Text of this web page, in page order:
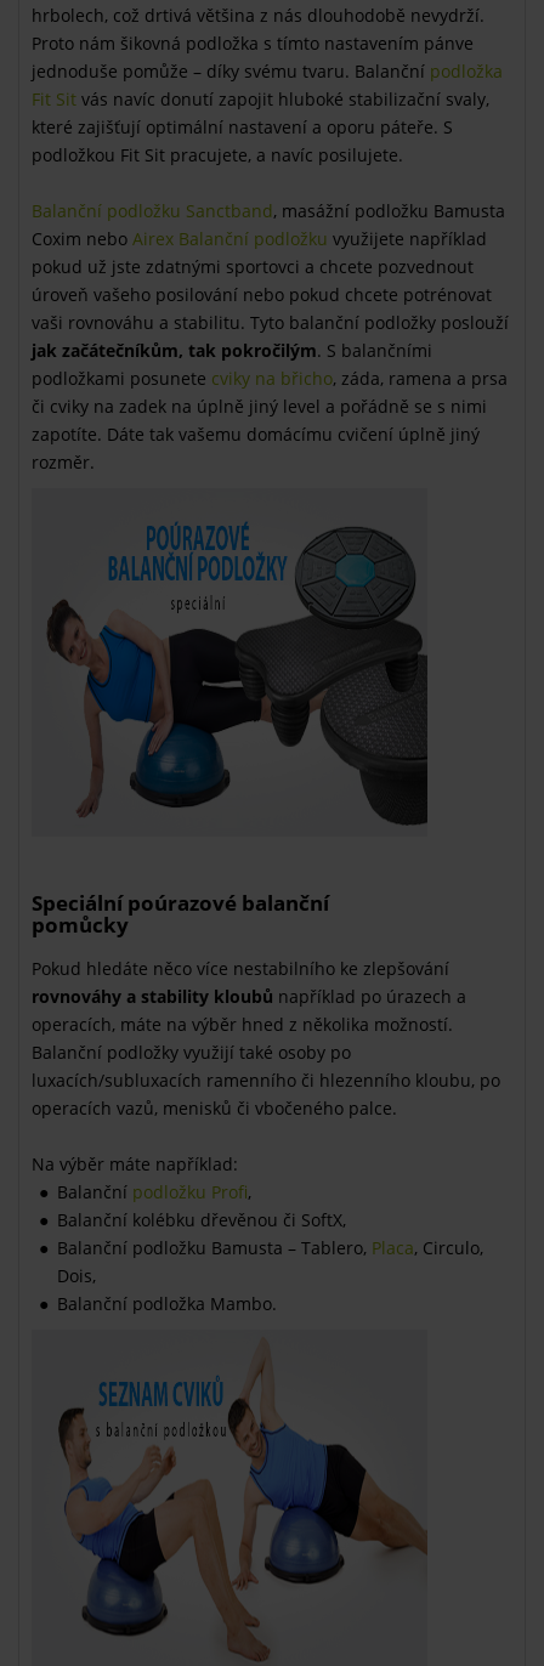
hrbolech, což drtivá většina z nás dlouhodobě nevydrží.
Proto nám šikovná podložka s tímto nastavením pánve
jednoduše pomůže – díky svému tvaru. Balanční podložka
Fit Sit vás navíc donutí zapojit hluboké stabilizační svaly,
které zajišťují optimální nastavení a oporu páteře. S
podložkou Fit Sit pracujete, a navíc posilujete.
Balanční podložku Sanctband, masážní podložku Bamusta
Coxim nebo Airex Balanční podložku využijete například
pokud už jste zdatnými sportovci a chcete pozvednout
úroveň vašeho posilování nebo pokud chcete potrénovat
vaši rovnováhu a stabilitu. Tyto balanční podložky poslouží
jak začátečníkům, tak pokročilým. S balančními
podložkami posunete cviky na břicho, záda, ramena a prsa
či cviky na zadek na úplně jiný level a pořádně se s nimi
zapotíte. Dáte tak vašemu domácímu cvičení úplně jiný
rozměr.
Speciální poúrazové balanční
pomůcky
Pokud hledáte něco více nestabilního ke zlepšování
rovnováhy a stability kloubů například po úrazech a
operacích, máte na výběr hned z několika možností.
Balanční podložky využijí také osoby po
luxacích/subluxacích ramenního či hlezenního kloubu, po
operacích vazů, menisků či vbočeného palce.
Na výběr máte například:
Balanční podložku Profi,
Balanční kolébku dřevěnou či SoftX,
Balanční podložku Bamusta – Tablero, Placa, Circulo,
Dois,
Balanční podložka Mambo.